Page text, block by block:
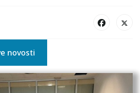
novosti